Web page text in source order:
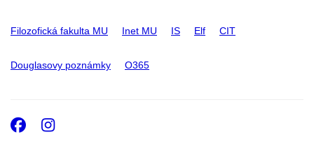
Filozofická fakulta MU Inet MU IS Elf CIT
Douglasovy poznámky O365
Facebook
Instagram